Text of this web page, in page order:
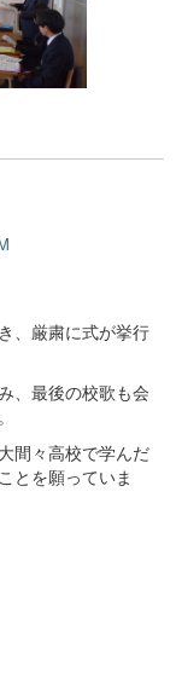
、厳粛に式が挙行
、最後の校歌も会
間々高校で学んだ
とを願っていま